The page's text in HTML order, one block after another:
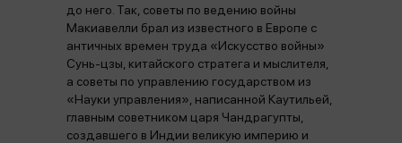
до него. Так, советы по ведению войны
Макиавелли брал из известного в Европе с
античных времен труда «Искусство войны»
Сунь-цзы, китайского стратега и мыслителя,
а советы по управлению государством из
«Науки управления», написанной Каутильей,
главным советником царя Чандрагупты,
создавшего в Индии великую империю и